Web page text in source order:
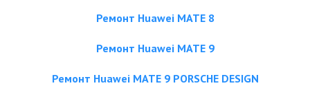
Ремонт Huawei MATE 8
Ремонт Huawei MATE 9
Ремонт Huawei MATE 9 PORSCHE DESIGN